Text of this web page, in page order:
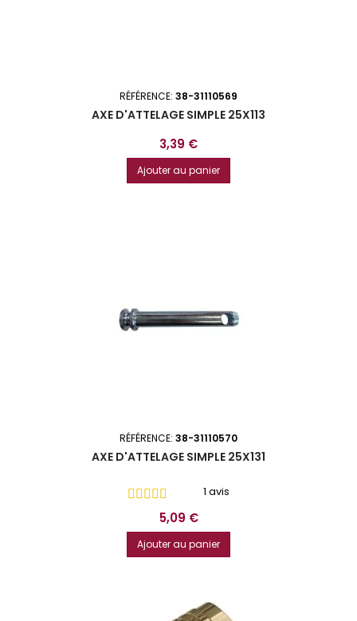
RÉFÉRENCE: 38-31110569
AXE D'ATTELAGE SIMPLE 25X113
Prix
3,39 €
Ajouter au panier
RÉFÉRENCE: 38-31110570
AXE D'ATTELAGE SIMPLE 25X131
1 avis
Prix
5,09 €
Ajouter au panier